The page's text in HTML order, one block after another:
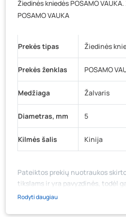
Baravykų g. 1, Druskininkai-
Vilniaus g. 89D, Ukmergė
K. Donelaičio g. 17, Rokiškis
Šaltupės g. 64, Zarasai- 0
Žiedinės kniedės POSAMO
POSAMO VAUKA
Prekės tipas Žiedinės
Prekės ženklas POSAMO
Medžiaga Žalvaris
Diametras, mm 5
Kilmės šalis Kinija
Pateiktos prekių nuotraukos
tikslams ir yra pavyzdinės, todėl
prekių ir jų pakuotės išvaizdos,
Rodyti daugiau